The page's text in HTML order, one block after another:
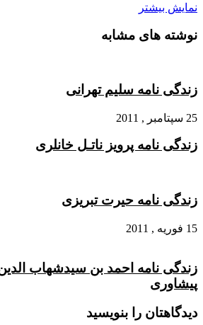
نمایش بیشتر
نوشته های مشابه
زندگی نامه سلیم تهرانی
25 سپتامبر , 2011
زندگی نامه پرویز ناتـل خانلری
زندگی نامه حیرت تبریزی
15 فوریه , 2011
زندگی نامه احمد بن سیدشهاب‌
پیشاوری
دیدگاهتان را بنویسید